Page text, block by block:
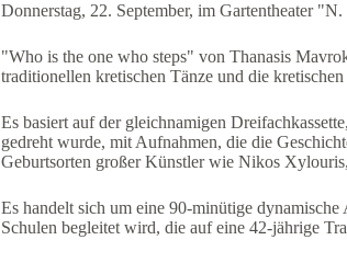
Donnerstag, 22. September, im Gartentheater
"Who is the one who steps" von Thanasis
traditionellen kretischen Tänze und die
Es basiert auf der gleichnamigen
gedreht wurde, mit Aufnahmen, die die
Geburtsorten großer Künstler wie Nikos
Es handelt sich um eine 90-minütige
Schulen begleitet wird, die auf eine 42-jährige